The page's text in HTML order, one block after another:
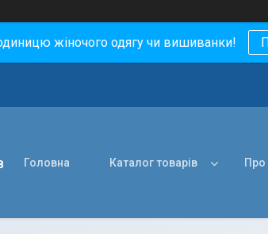
жіночого одягу чи вишиванки!
Головна Каталог товарів Про